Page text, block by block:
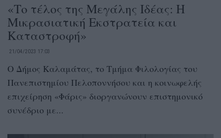
«Το τέλος της Μεγάλης Ιδέας: Η
Μικρασιατική Εκστρατεία και
Καταστροφή»
21/04/2023 17:03
Ο Δήμος Καλαμάτας, το Τμήμα Φιλολογίας του
Πανεπιστημίου Πελοποννήσου και η κοινωφελής
επιχείρηση «Φάρις» διοργανώνουν επιστημονικό
συνέδριο με...